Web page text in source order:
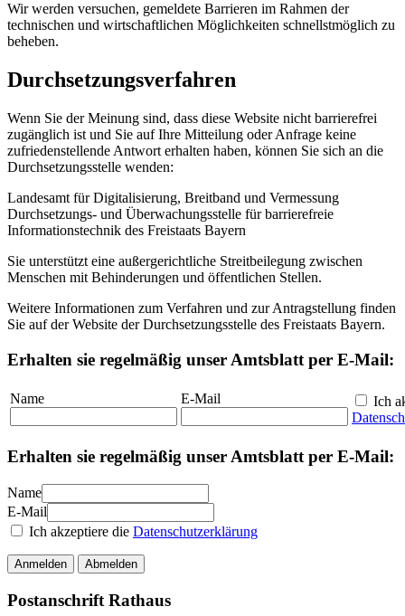
Wir werden versuchen, gemeldete Barrieren im Rahmen der
technischen und wirtschaftlichen Möglichkeiten schnellstmöglich zu
beheben.
Durchsetzungsverfahren
Wenn Sie der Meinung sind, dass diese Website nicht barrierefrei
zugänglich ist und Sie auf Ihre Mitteilung oder Anfrage keine
zufriedenstellende Antwort erhalten haben, können Sie sich an die
Durchsetzungsstelle wenden:
Landesamt für Digitalisierung, Breitband und Vermessung
Durchsetzungs- und Überwachungsstelle für barrierefreie
Informationstechnik des Freistaats Bayern
Sie unterstützt eine außergerichtliche Streitbeilegung zwischen
Menschen mit Behinderungen und öffentlichen Stellen.
Weitere Informationen zum Verfahren und zur Antragstellung finden
Sie auf der Website der Durchsetzungsstelle des Freistaats Bayern.
Erhalten sie regelmäßig unser Amtsblatt per E-Mail:
Name E-Mail
Ich
Erhalten sie regelmäßig unser Amtsblatt per E-Mail:
Name
E-Mail
Ich akzeptiere die Datenschutzerklärung
Anmelden Abmelden
Postanschrift Rathaus